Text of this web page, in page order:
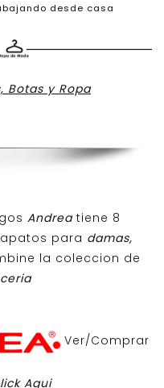
desde casa
Botas y Ropa
Andreatiene 8
para damas,
la coleccion de
Ver/Comprar
Aqui